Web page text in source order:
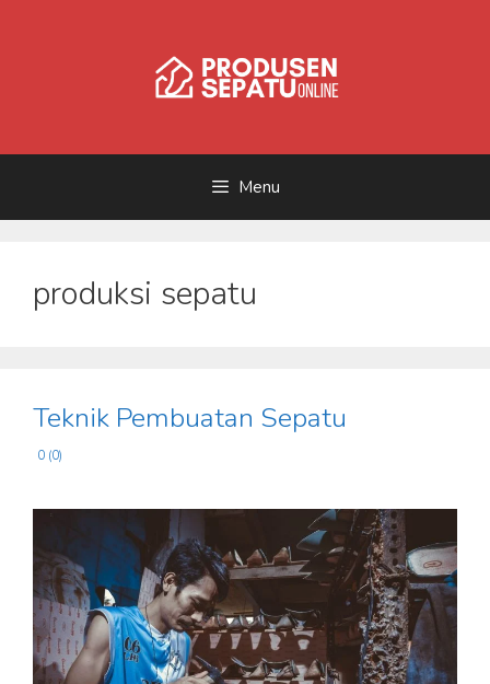
Menu
produksi sepatu
Teknik Pembuatan Sepatu
0 (0)